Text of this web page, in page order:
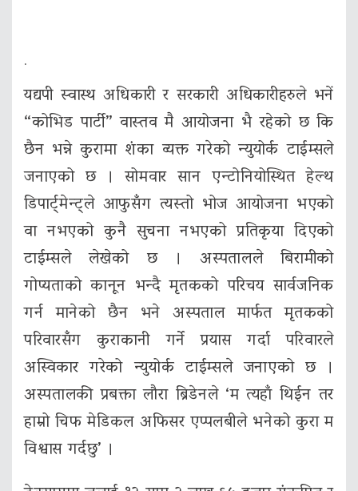
.
यद्यपी स्वास्थ अधिकारी र सरकारी अधिकारीहरुले भनें
“कोभिड पार्टी” वास्तव मै आयोजना भै रहेको छ कि
छैन भन्ने कुरामा शंका व्यक्त गरेको न्युयोर्क टाईम्सले
जनाएको छ । सोमवार सान एन्टोनियोस्थित हेल्थ
डिपार्ट्मेन्ट्ले आफुसँग त्यस्तो भोज आयोजना भएको
वा नभएको कुनै सुचना नभएको प्रतिकृया दिएको
टाईम्सले लेखेको छ । अस्पतालले बिरामीको
गोप्यताको कानून भन्दै मृतकको परिचय सार्वजनिक
गर्न मानेको छैन भने अस्पताल मार्फत मृतकको
परिवारसँग कुराकानी गर्ने प्रयास गर्दा परिवारले
अस्विकार गरेको न्युयोर्क टाईम्सले जनाएको छ ।
अस्पतालकी प्रबक्ता लौरा ब्रिडेनले ‘म त्यहाँ थिईन तर
हाम्रो चिफ मेडिकल अफिसर एप्पलबीले भनेको कुरा म
विश्वास गर्दछु’ ।